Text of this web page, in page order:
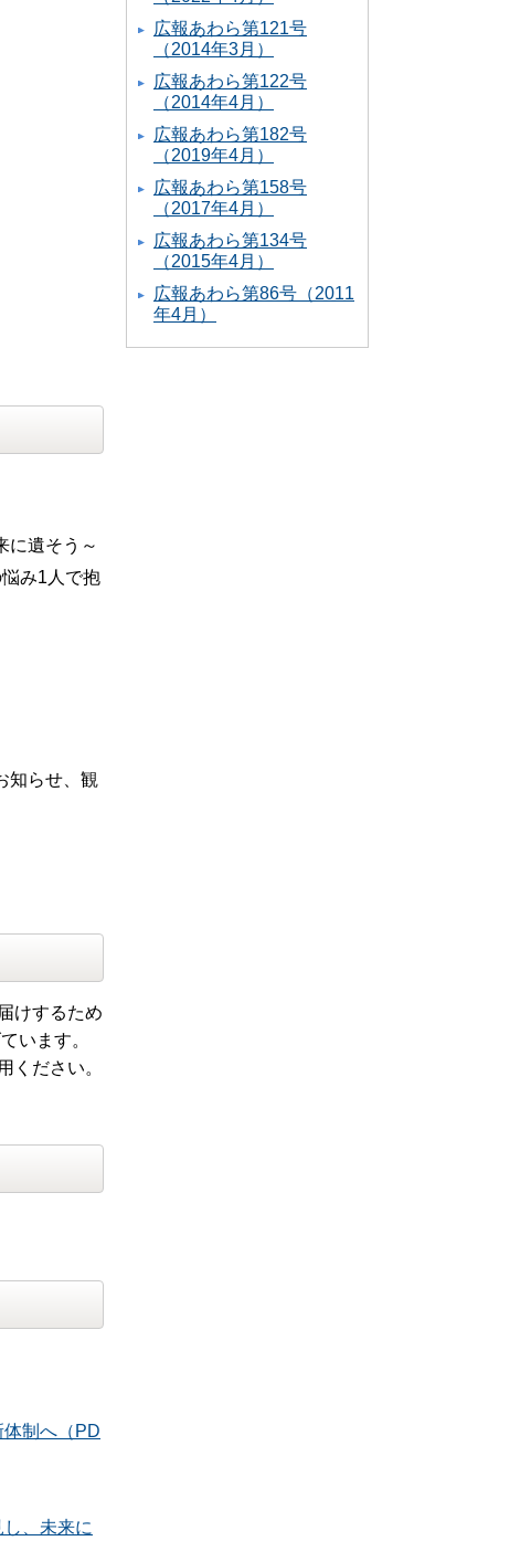
に遺そう～
み1人で抱
知らせ、観
けするため
います。
ください。
制へ（PD
、未来に
広報あわら第121号
（2014年3月）
広報あわら第122号
（2014年4月）
広報あわら第182号
（2019年4月）
広報あわら第158号
（2017年4月）
広報あわら第134号
（2015年4月）
広報あわら第86号（2011
年4月）